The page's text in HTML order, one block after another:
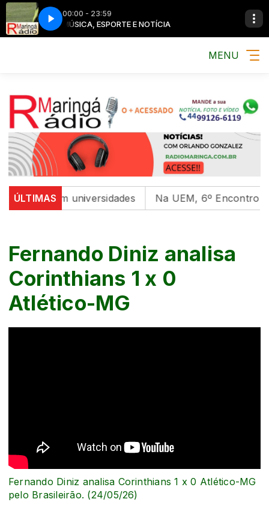
00:00 - 23:59
MÚSICA, ESPORTE E NOTÍCIA
MENU
ÚLTIMAS
em universidades Na UEM, 6º Encontro com as
Fernando Diniz analisa
Corinthians 1 x 0
Atlético-MG
Fernando Diniz analisa Corinthians 1 x 0 Atlético-MG
pelo Brasileirão. (24/05/26)